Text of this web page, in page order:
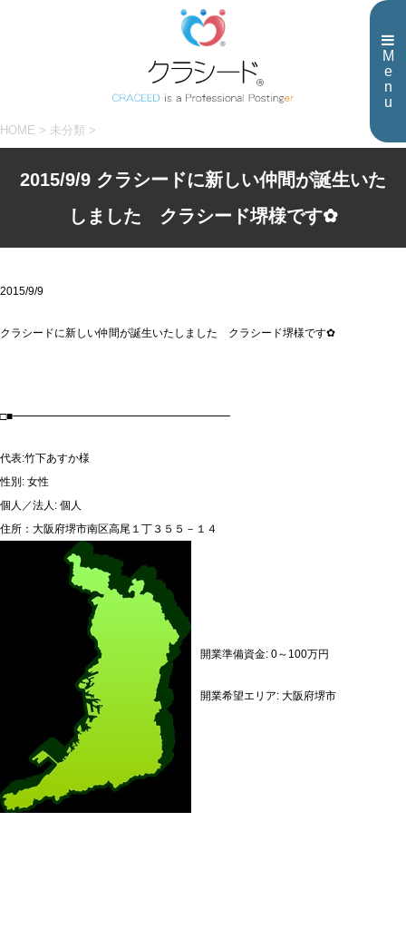
M
e
n
u
HOME > 未分類 >
2015/9/9 クラシードに新しい仲間が誕生いた
しました クラシード堺様です✿
2015/9/9
クラシードに新しい仲間が誕生いたしました クラシード堺様です✿
□■━━━━━━━━━━━━━━━━━━━━
代表:竹下あすか様
性別: 女性
個人／法人: 個人
住所：大阪府堺市南区高尾１丁３５５－１４
開業準備資金: 0～100万円
開業希望エリア: 大阪府堺市